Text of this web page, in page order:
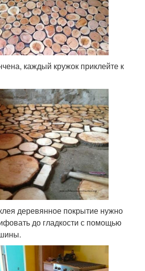
каждый кружок приклейте к
деревянное покрытие нужно
до гладкости с помощью